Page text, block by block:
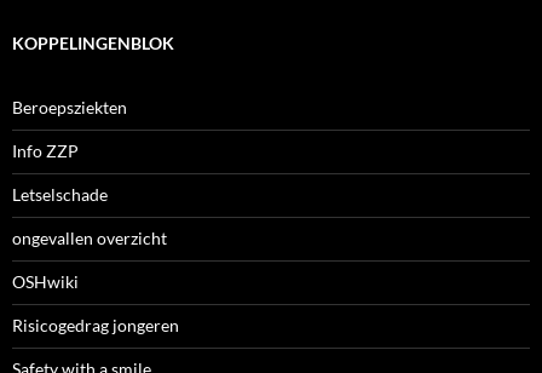
KOPPELINGENBLOK
Beroepsziekten
Info ZZP
Letselschade
ongevallen overzicht
OSHwiki
Risicogedrag jongeren
Safety with a smile